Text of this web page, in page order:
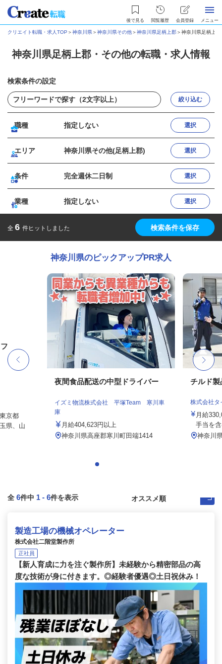
後で見る 閲覧履歴 会員登録 メニュー
クリエイト転職・求人TOP ＞神奈川県＞神奈川県その他＞神奈川県足柄上郡＞神奈川県足柄上
神奈川県足柄上郡・その他の転職・求人情報
検索条件の設定
絞り込む
職種 指定しない 選択
エリア 神奈川県その他(足柄上郡) 選択
条件 完全週休二日制 選択
業種 指定しない 選択
全 6 件ヒットしました 検索条件を保存
神奈川県のピックアップPR求人
京都
県、山
夜間食品配送の中型ドライバー
イズミ物流株式会社 平塚Team 寒川車
庫
月給404,623円以上
神奈川県高座郡寒川町田端1414
チルド製
株式会社タ
月給
手当を
神奈川
全 6件中 1 - 6件を表示
製造工場の機械オペレーター
株式会社二階堂製作所
正社員
【新人育成に力を注ぐ製作所】未経験から精密部品の高
度な技術が身に付きます。◎経験者優遇◎土日祝休み！